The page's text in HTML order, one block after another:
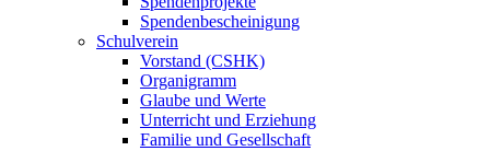
Spendenbescheinigung
Schulverein
Vorstand (CSHK)
Organigramm
Glaube und Werte
Unterricht und Erziehung
Familie und Gesellschaft